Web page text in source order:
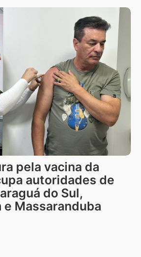
pela vacina da
autoridades de
do Sul,
e Massaranduba